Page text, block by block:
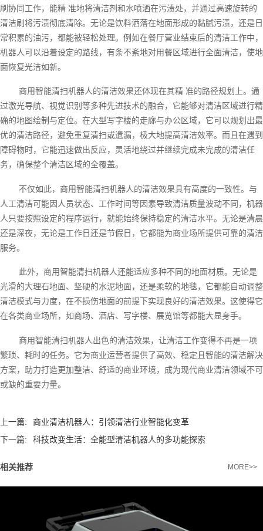
刷协同工作，能精 准地将清洁剂和水喷洒在污渍处，并通过高速旋转的
清洁刷将污渍彻底清除。无论是饮料洒落在地面形成的黏腻污渍，还是日
常积累的油污，都能被轻松处理。例如在餐厅营业结束后的清洁工作中，
机器人可以沿着设定的路线，有条不紊地对用餐区域进行全面清洁，使地
面恢复光洁如新。
商用智能清扫机器人的清洁效果还体现在其精 准的路径规划上。通
过激光导航、视觉识别等多种先进技术的融合，它能够对清洁区域进行精
确的地图绘制与定位。在大型写字楼的走廊与办公区域，它可以规划出最
优的清洁路径，避免重复清扫或遗漏，极大地提高清洁效率。而且在遇到
障碍物时，它能迅速做出反应，灵活地绕过并继续完成未完成的清洁任
务，确保整个清洁区域的全覆盖。
不仅如此，商用智能清扫机器人的清洁效果具有高度的一致性。与
人工清洁可能因人员状态、工作时间等因素导致清洁质量波动不同，机器
人只要按照设定的程序运行，就能始终保持稳定的清洁水平。无论是清晨
还是深夜，无论是工作日还是节假日，它都能为商业场所提供可靠的清洁
服务。
此外，商用智能清扫机器人还能适应多种不同的地面材质。无论是
光滑的大理石地面、坚硬的水泥地面，还是柔软的地毯，它都能自动调整
清洁模式与力度，在不损伤地面的前提下实现良好的清洁效果。这使得它
在各类商业场所，如商场、酒店、写字楼、展览馆等都能大显身手。
商用智能清扫机器人出色的清洁效果，让清洁工作变得不再是一项
繁琐、耗时的任务。它为商业运营者提供了高效、稳定且智能的清洁解决
方案，助力打造更加整洁、舒适的商业环境，成为现代商业清洁领域不可
或缺的重要力量。
上一篇:
商业清洁机器人：引领清洁行业智能化变革
下一篇:
科技改变生活：全能型清洁机器人的多功能探索
相关推荐 MORE>>